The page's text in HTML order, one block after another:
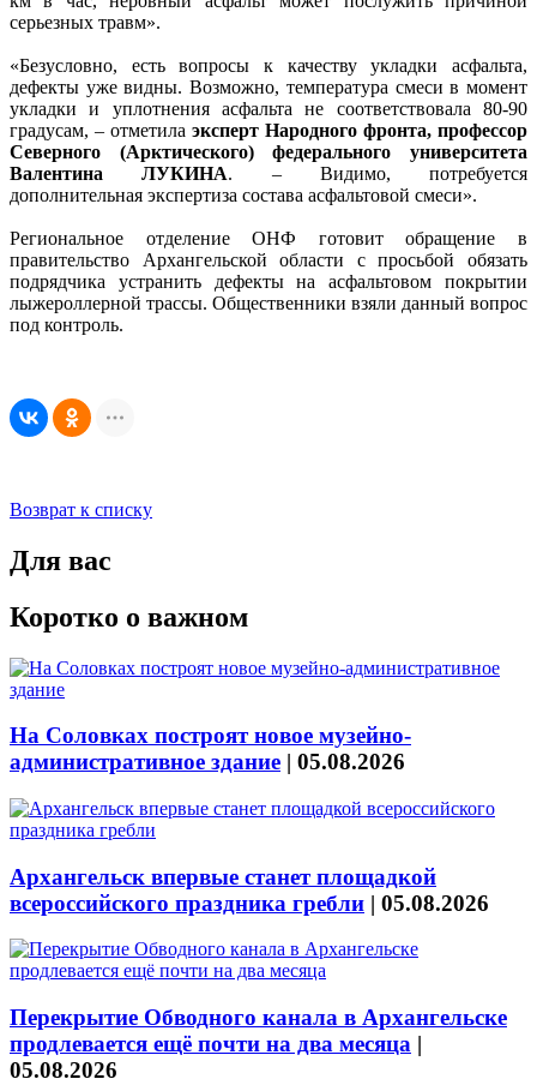
серьезных травм».
«Безусловно, есть вопросы к качеству укладки асфальта,
дефекты уже видны. Возможно, температура смеси в момент
укладки и уплотнения асфальта не соответствовала 80-90
градусам, – отметила эксперт Народного фронта, профессор
Северного (Арктического) федерального университета
Валентина ЛУКИНА. – Видимо, потребуется
дополнительная экспертиза состава асфальтовой смеси».
Региональное отделение ОНФ готовит обращение в
правительство Архангельской области с просьбой обязать
подрядчика устранить дефекты на асфальтовом покрытии
лыжероллерной трассы. Общественники взяли данный вопрос
под контроль.
Возврат к списку
Для вас
Коротко о важном
На Соловках построят новое музейно-
административное здание | 05.08.2026
Архангельск впервые станет площадкой
всероссийского праздника гребли | 05.08.2026
Перекрытие Обводного канала в Архангельске
продлевается ещё почти на два месяца |
05.08.2026